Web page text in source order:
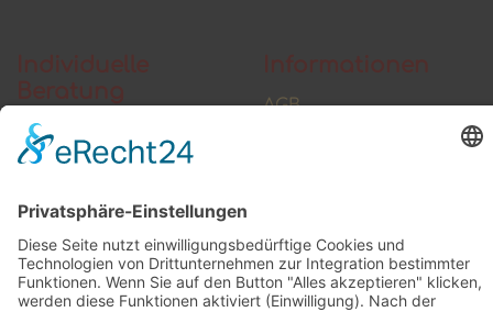
AGB
Widerrufsformular
Kundenstimmen